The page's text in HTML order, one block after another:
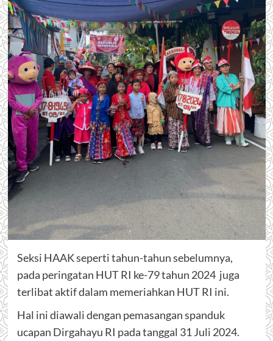
Seksi HAAK seperti tahun-tahun sebelumnya,
pada peringatan HUT RI ke-79 tahun 2024 juga
terlibat aktif dalam memeriahkan HUT RI ini.
Hal ini diawali dengan pemasangan spanduk
ucapan Dirgahayu RI pada tanggal 31 Juli 2024.